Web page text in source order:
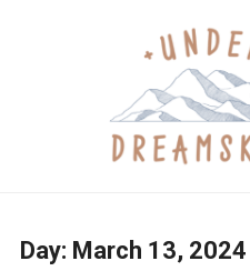
Day: March 13, 2024